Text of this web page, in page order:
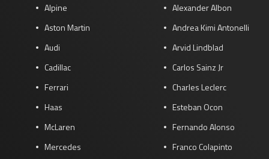
Alpine
Aston Martin
Audi
Cadillac
Ferrari
Haas
McLaren
Mercedes
Alexander Albon
Andrea Kimi Antonelli
Arvid Lindblad
Carlos Sainz Jr
Charles Leclerc
Esteban Ocon
Fernando Alonso
Franco Colapinto